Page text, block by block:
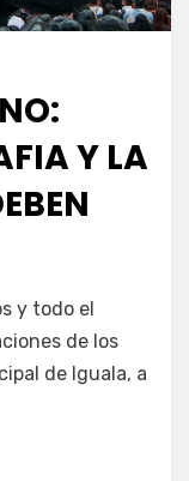
Y LA
y todo el
de los
de Iguala, a